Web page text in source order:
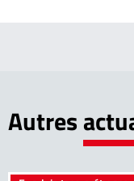
Autres